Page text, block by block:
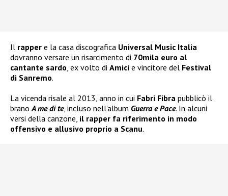
Il rapper e la casa discografica Universal Music Italia
dovranno versare un risarcimento di 70mila euro al
cantante sardo , ex volto di Amici e vincitore del Festival
di Sanremo.
La vicenda risale al 2013, anno in cui Fabri Fibra pubblicò il
brano A me di te, incluso nell’album Guerra e Pace. In alcuni
versi della canzone, il rapper fa riferimento in modo
offensivo e allusivo proprio a Scanu.